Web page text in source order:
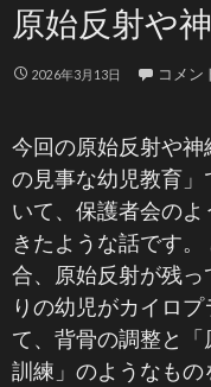
原始反射や
2026年3月13日 コメン
今回の原始反射や
の見事な幼児教育
いて、保護者会の
きたような話です
合、原始反射が残っ
りの幼児がカイロ
て、背骨の調整と
訓練」のようなも